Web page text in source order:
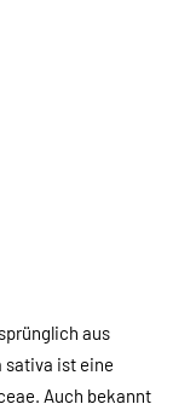
aus
sativa ist eine
Auch bekannt